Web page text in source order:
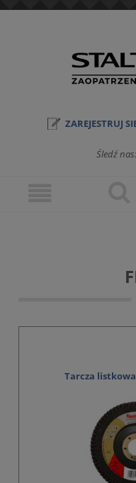
ZAREJESTRUJ
Śledź nas:
Tarcza listkowa